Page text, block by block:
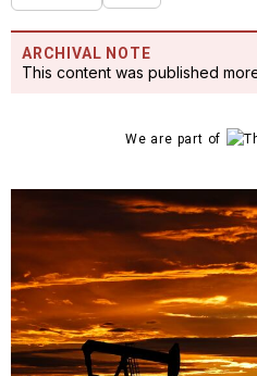
ARCHIVAL NOTE
This content was published
We are part of